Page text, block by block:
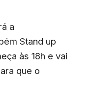
a
Stand up
às 18h e vai
que o